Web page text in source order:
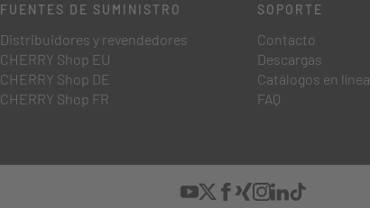
FUENTES DE SUMINISTRO
Distribuidores y revendedores
CHERRY Shop EU
CHERRY Shop DE
CHERRY Shop FR
SOPORTE
Contacto
Descargas
Catálogos en línea
FAQ